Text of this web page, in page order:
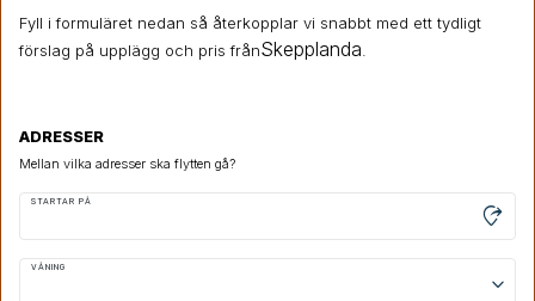
Fyll i formuläret nedan så återkopplar vi snabbt med ett tydligt
förslag på upplägg och pris frånSkepplanda
ADRESSER
Mellan vilka adresser ska flytten gå?
STARTAR PÅ
moved_location
VÅNING
keyboard_arrow_down